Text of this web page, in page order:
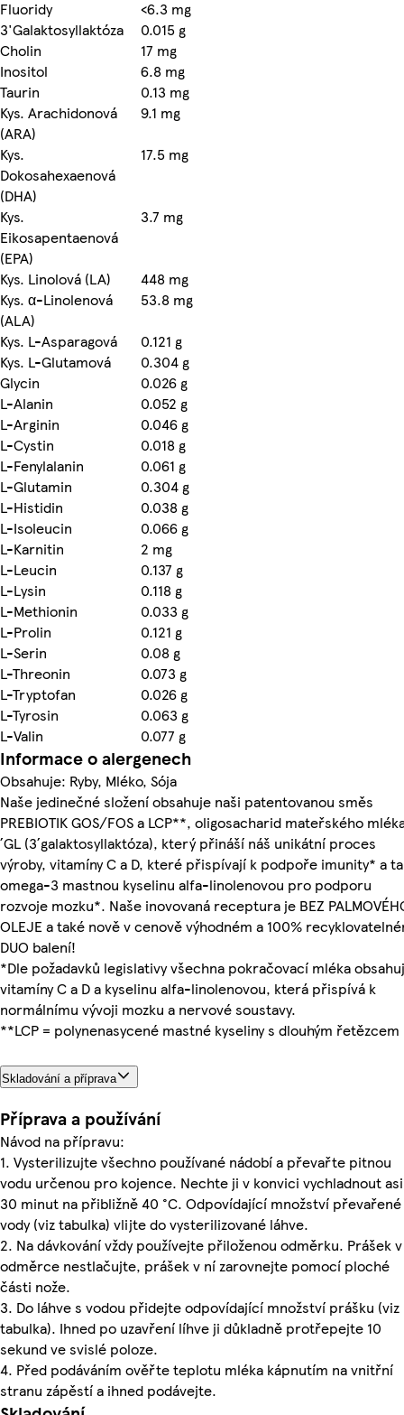
Fluoridy
<6.3 mg
3'Galaktosyllaktóza
0.015 g
Cholin
17 mg
Inositol
6.8 mg
Taurin
0.13 mg
Kys. Arachidonová
(ARA)
9.1 mg
Kys.
Dokosahexaenová
(DHA)
17.5 mg
Kys.
Eikosapentaenová
(EPA)
3.7 mg
Kys. Linolová (LA)
448 mg
Kys. α-Linolenová
(ALA)
53.8 mg
Kys. L-Asparagová
0.121 g
Kys. L-Glutamová
0.304 g
Glycin
0.026 g
L-Alanin
0.052 g
L-Arginin
0.046 g
L-Cystin
0.018 g
L-Fenylalanin
0.061 g
L-Glutamin
0.304 g
L-Histidin
0.038 g
L-Isoleucin
0.066 g
L-Karnitin
2 mg
L-Leucin
0.137 g
L-Lysin
0.118 g
L-Methionin
0.033 g
L-Prolin
0.121 g
L-Serin
0.08 g
L-Threonin
0.073 g
L-Tryptofan
0.026 g
L-Tyrosin
0.063 g
L-Valin
0.077 g
Informace o alergenech
Obsahuje: Ryby, Mléko, Sója
Naše jedinečné složení obsahuje naši patentovanou směs
PREBIOTIK GOS/FOS a LCP**, oligosacharid mateřského
´GL (3´galaktosyllaktóza), který přináší náš unikátní proces
výroby, vitamíny C a D, které přispívají k podpoře imunity* a
omega-3 mastnou kyselinu alfa-linolenovou pro podporu
rozvoje mozku*. Naše inovovaná receptura je BEZ
OLEJE a také nově v cenově výhodném a 100%
DUO balení!
*Dle požadavků legislativy všechna pokračovací mléka
vitamíny C a D a kyselinu alfa-linolenovou, která přispívá k
normálnímu vývoji mozku a nervové soustavy.
**LCP = polynenasycené mastné kyseliny s dlouhým řetězcem
Skladování a příprava
Příprava a používání
Návod na přípravu:
1. Vysterilizujte všechno používané nádobí a převařte pitnou
vodu určenou pro kojence. Nechte ji v konvici vychladnout asi
30 minut na přibližně 40 °C. Odpovídající množství převařené
vody (viz tabulka) vlijte do vysterilizované láhve.
2. Na dávkování vždy používejte přiloženou odměrku. Prášek v
odměrce nestlačujte, prášek v ní zarovnejte pomocí ploché
části nože.
3. Do láhve s vodou přidejte odpovídající množství prášku (viz
tabulka). Ihned po uzavření líhve ji důkladně protřepejte 10
sekund ve svislé poloze.
4. Před podáváním ověřte teplotu mléka kápnutím na vnitřní
stranu zápěstí a ihned podávejte.